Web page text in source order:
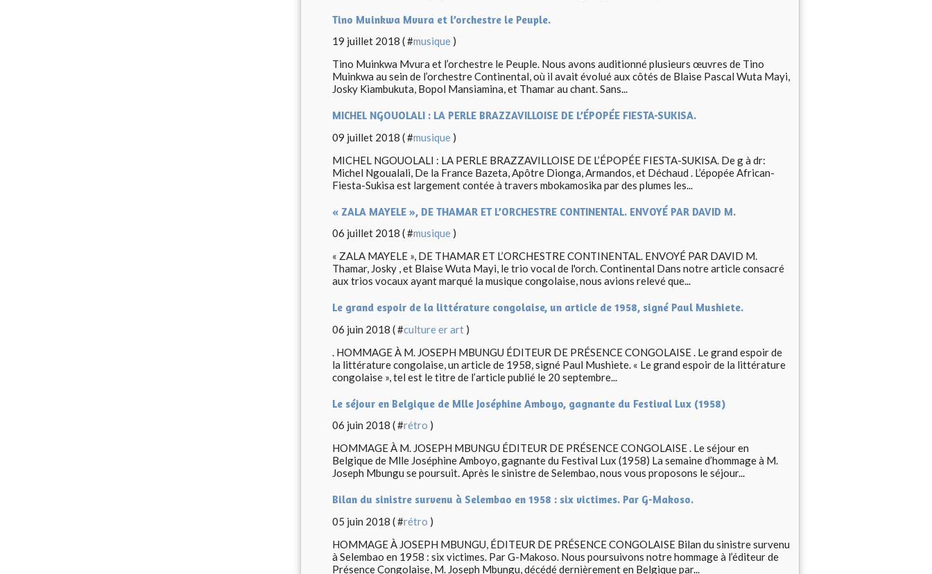
Tino Muinkwa Mvura et l’orchestre le Peuple.
19 juillet 2018 ( #musique )
Tino Muinkwa Mvura et l’orchestre le Peuple. Nous avons auditionné plusieurs œuvres de Tino
Muinkwa au sein de l’orchestre Continental, où il avait évolué aux côtés de Blaise Pascal Wuta Mayi,
Josky Kiambukuta, Bopol Mansiamina, et Thamar au chant. Sans...
MICHEL NGOUOLALI : LA PERLE BRAZZAVILLOISE DE L’ÉPOPÉE FIESTA-SUKISA.
09 juillet 2018 ( #musique )
MICHEL NGOUOLALI : LA PERLE BRAZZAVILLOISE DE L’ÉPOPÉE FIESTA-SUKISA. De g à dr:
Michel Ngoualali, De la France Bazeta, Apôtre Dionga, Armandos, et Déchaud . L’épopée African-
Fiesta-Sukisa est largement contée à travers mbokamosika par des plumes les...
« ZALA MAYELE », DE THAMAR ET L’ORCHESTRE CONTINENTAL. ENVOYÉ PAR DAVID M.
06 juillet 2018 ( #musique )
« ZALA MAYELE », DE THAMAR ET L’ORCHESTRE CONTINENTAL. ENVOYÉ PAR DAVID M.
Thamar, Josky , et Blaise Wuta Mayi, le trio vocal de l'orch. Continental Dans notre article consacré
aux trios vocaux ayant marqué la musique congolaise, nous avions relevé que...
Le grand espoir de la littérature congolaise, un article de 1958, signé Paul Mushiete.
06 juin 2018 ( #culture er art )
. HOMMAGE À M. JOSEPH MBUNGU ÉDITEUR DE PRÉSENCE CONGOLAISE . Le grand espoir de
la littérature congolaise, un article de 1958, signé Paul Mushiete. « Le grand espoir de la littérature
congolaise », tel est le titre de l’article publié le 20 septembre...
Le séjour en Belgique de Mlle Joséphine Amboyo, gagnante du Festival Lux (1958)
06 juin 2018 ( #rétro )
HOMMAGE À M. JOSEPH MBUNGU ÉDITEUR DE PRÉSENCE CONGOLAISE . Le séjour en
Belgique de Mlle Joséphine Amboyo, gagnante du Festival Lux (1958) La semaine d’hommage à M.
Joseph Mbungu se poursuit. Après le sinistre de Selembao, nous vous proposons le séjour...
Bilan du sinistre survenu à Selembao en 1958 : six victimes. Par G-Makoso.
05 juin 2018 ( #rétro )
HOMMAGE À JOSEPH MBUNGU, ÉDITEUR DE PRÉSENCE CONGOLAISE Bilan du sinistre survenu
à Selembao en 1958 : six victimes. Par G-Makoso. Nous poursuivons notre hommage à l’éditeur de
Présence Congolaise, M. Joseph Mbungu, décédé dernièrement en Belgique par...